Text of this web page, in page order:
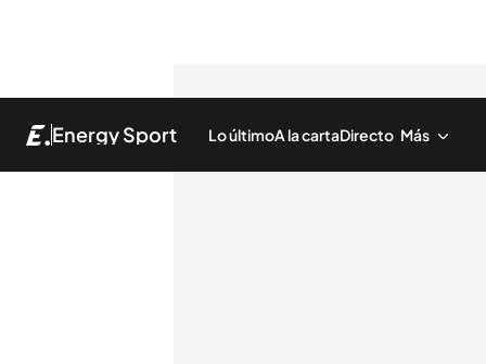
Energy Sport Lo últimoA la cartaDirecto Más